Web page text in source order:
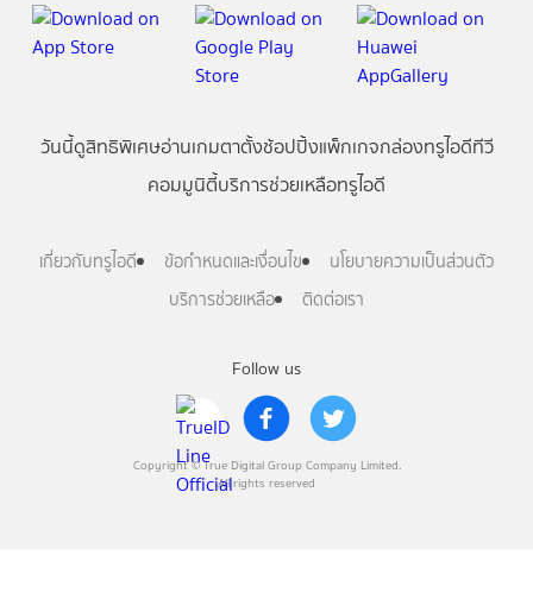
Follow us
Copyright © True Digital Group Company Limited.
All rights reserved
วันนี้ดูสิทธิพิเศษอ่านเกมตาตั้งช้อปปิ้งแพ็กเกจกล่องทรูไอดีทีวี
คอมมูนิตี้บริการช่วยเหลือทรูไอดี
เกี่ยวกับทรูไอดี ข้อกำหนดและเงื่อนไข
นโยบายความเป็นส่วนตัว
บริการช่วยเหลือ
ติดต่อเรา